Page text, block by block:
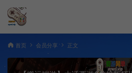
首页 会员分享 正文